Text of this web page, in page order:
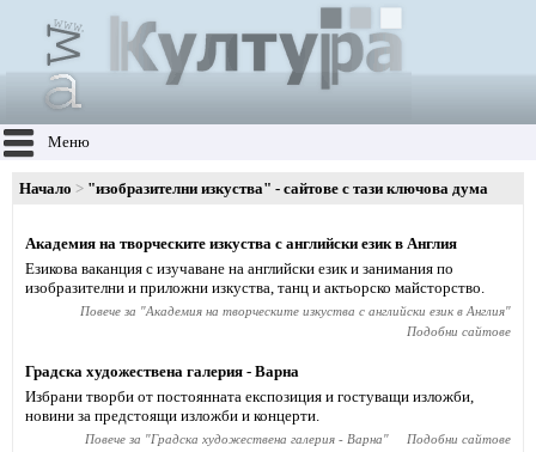
Меню
Начало "изобразителни изкуства" - сайтове с тази ключова дума
Академия на творческите изкуства с английски език в Англия
Езикова ваканция с изучаване на английски език и занимания по
изобразителни и приложни изкуства, танц и актьорско майсторство.
Повече за "Академия на творческите изкуства с английски език в Англия"
Подобни сайтове
Градска художествена галерия - Варна
Избрани творби от постоянната експозиция и гостуващи изложби,
новини за предстоящи изложби и концерти.
Повече за "Градска художествена галерия - Варна" Подобни сайтове